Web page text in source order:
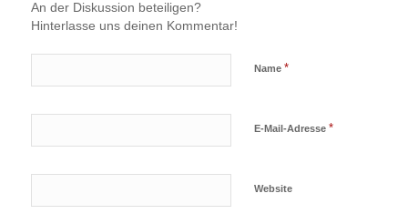
An der Diskussion beteiligen?
Hinterlasse uns deinen Kommentar!
Name *
E-Mail-Adresse *
Website